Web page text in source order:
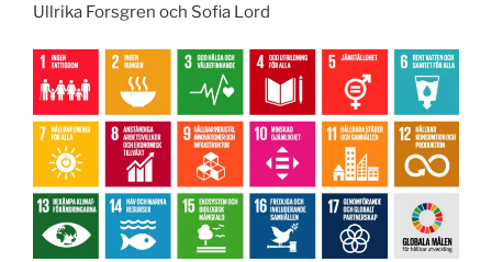
Ullrika Forsgren och Sofia Lord